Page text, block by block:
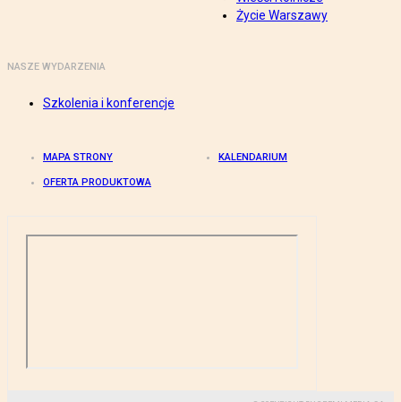
Życie Warszawy
NASZE WYDARZENIA
Szkolenia i konferencje
MAPA STRONY KALENDARIUM
OFERTA PRODUKTOWA